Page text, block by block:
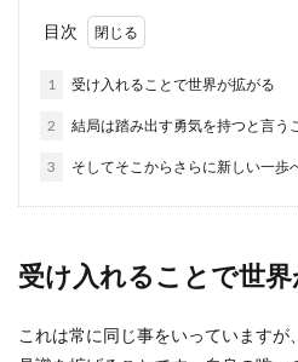
目次
1 受け入れることで世界が拡がる
2 結局は踏み出す勇気を持つと言う
3 そしてそこからさらに新しい一歩
受け入れることで世
これは常に同じ事をいっています